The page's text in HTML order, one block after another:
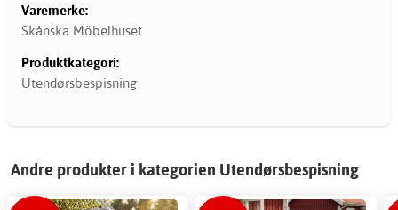
Varemerke:
Skånska Möbelhuset
Produktkategori:
Utendørsbespisning
Andre produkter i kategorien Utendørsbespisning